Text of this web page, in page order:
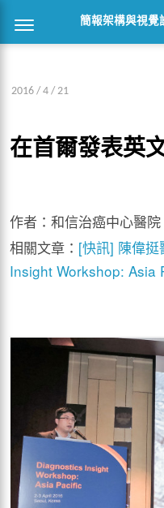
簡報架構與視覺
2016 / 4 / 21
在首爾發表英
作者：和信治癌中心醫
相關文章： [快訊] 陳偉
Insight Workshop: Asia